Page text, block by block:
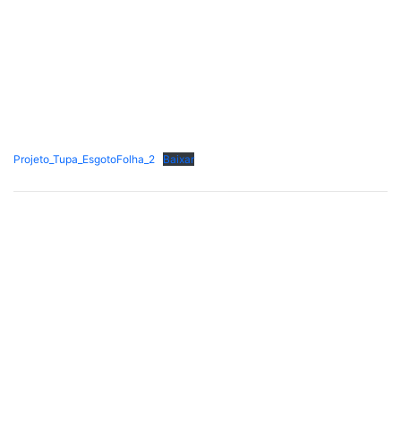
Projeto_Tupa_EsgotoFolha_2 Baixar